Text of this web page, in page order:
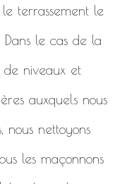
terrassement le
le cas de la
de niveaux et
auxquels nous
nous nettoyons
les maçonnons